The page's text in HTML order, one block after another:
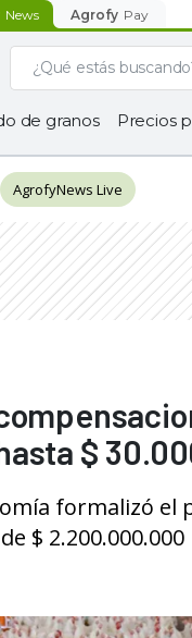
News Agrofy Pay
de granos Precios
AgrofyNews Live
$
formalizó
$ 2.200.000.000